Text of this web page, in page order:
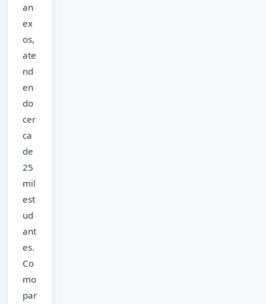
an
ex
os,
ate
nd
en
do
cer
ca
de
25
mil
est
ud
ant
es.
Co
mo
par